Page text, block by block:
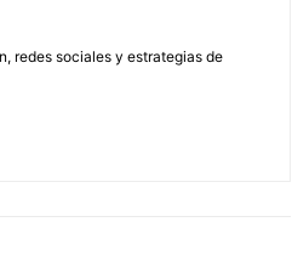
redes sociales y estrategias de